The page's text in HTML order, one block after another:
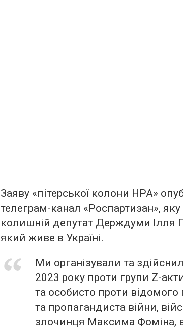
Заяву «пітерської колони НРА»
телеграм-канал «Роспартизан»,
колишній депутат Держдуми Ілля
який живе в Україні.
Ми організували та
2023 року проти групи Z-
та особисто проти відомого
та пропагандиста війни,
злочинця Максима Фоміна,